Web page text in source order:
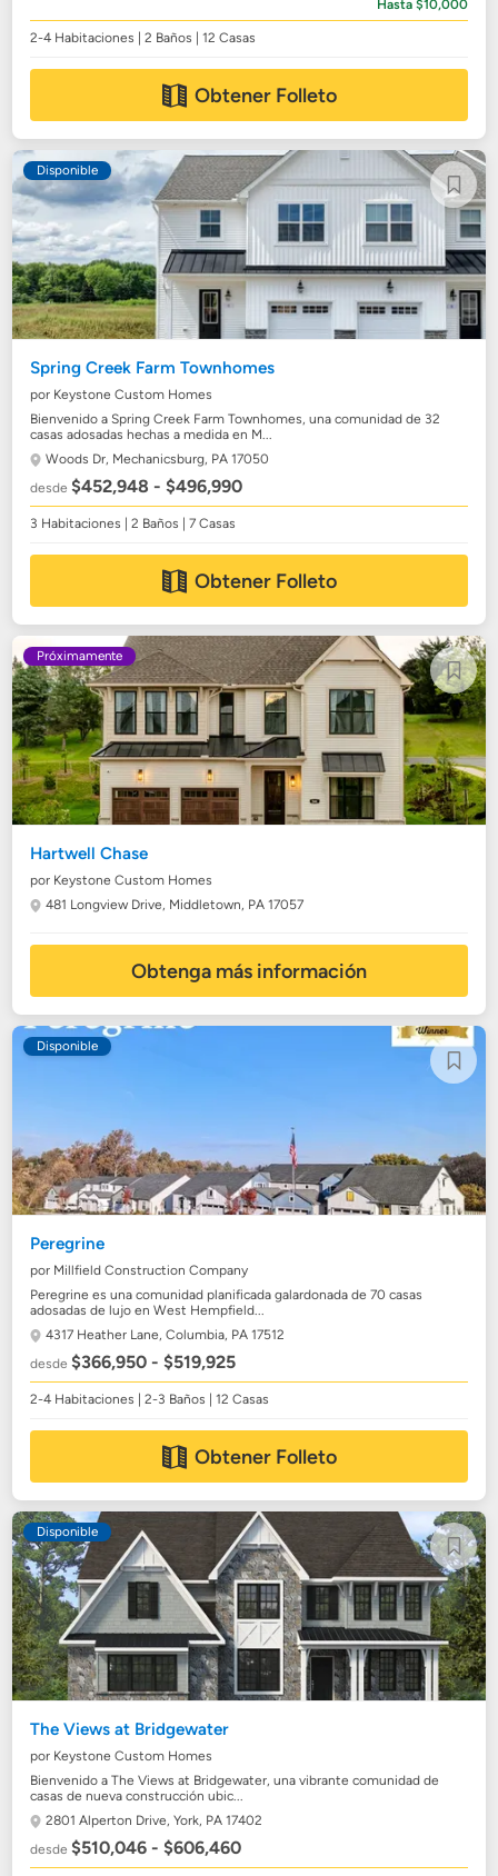
Hasta $10,000
2-4 Habitaciones | 2 Baños | 12 Casas
Obtener Folleto
Disponible
Spring Creek Farm Townhomes
por Keystone Custom Homes
Bienvenido a Spring Creek Farm Townhomes, una comunidad de 32
casas adosadas hechas a medida en M...
Woods Dr, Mechanicsburg, PA 17050
desde$452,948 - $496,990
3 Habitaciones | 2 Baños | 7 Casas
Obtener Folleto
Próximamente
Hartwell Chase
por Keystone Custom Homes
481 Longview Drive, Middletown, PA 17057
Obtenga más información
Disponible
Peregrine
por Millfield Construction Company
Peregrine es una comunidad planificada galardonada de 70 casas
adosadas de lujo en West Hempfield...
4317 Heather Lane,Columbia, PA 17512
desde$366,950 - $519,925
2-4 Habitaciones | 2-3 Baños | 12 Casas
Obtener Folleto
Disponible
The Views at Bridgewater
por Keystone Custom Homes
Bienvenido a The Views at Bridgewater, una vibrante comunidad de
casas de nueva construcción ubic...
2801 Alperton Drive,York, PA 17402
desde$510,046 - $606,460